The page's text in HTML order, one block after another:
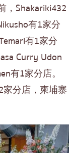
，Shakariki432
有1家分
有1家分
Curry Udon
有1家分店。
分店，柬埔寨